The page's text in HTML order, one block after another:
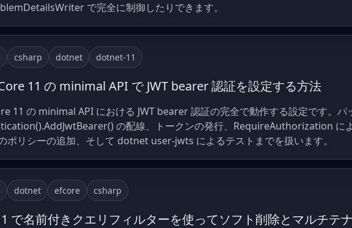
で完全に制御したりできます。
csharp dotnet dotnet-11
11 の minimal API で JWT bearer 認証を設定する方法
11 の minimal API における JWT bearer 認証の完全で動作する設定です。パ
の配線、トークンの発行、RequireAuthorization に
ポリシーの追加、そして dotnet user-jwts によるテストまでを扱います。
dotnet efcore csharp
で名前付きクエリフィルターを使ってソフト削除とマルチテ